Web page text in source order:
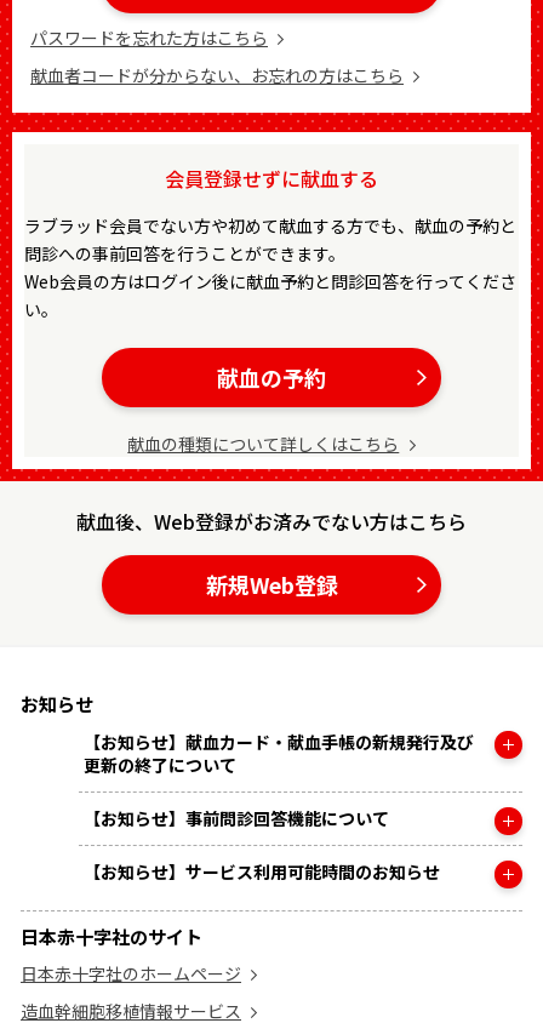
パスワードを忘れた方はこちら
献血者コードが分からない、お忘れの方はこちら
会員登録せずに献血する
献血の予約
献血の種類について詳しくはこちら
ラブラッド会員でない方や初めて献血する方でも、献血の予約と
問診への事前回答を行うことができます。
Web会員の方はログイン後に献血予約と問診回答を行ってくださ
い。
献血後、Web登録がお済みでない方はこちら
新規Web登録
お知らせ
【お知らせ】献血カード・献血手帳の新規発行及び
更新の終了について
【お知らせ】事前問診回答機能について
【お知らせ】サービス利用可能時間のお知らせ
日本赤十字社のサイト
日本赤十字社のホームページ
造血幹細胞移植情報サービス